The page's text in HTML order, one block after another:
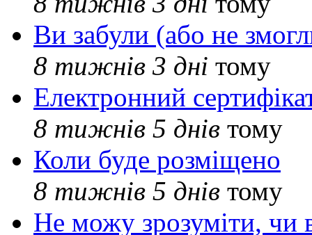
Ви забули (або не
8 тижнів 3 дні тому
Електронний
8 тижнів 5 днів тому
Коли буде розміщено
8 тижнів 5 днів тому
Не можу зрозуміти, чи